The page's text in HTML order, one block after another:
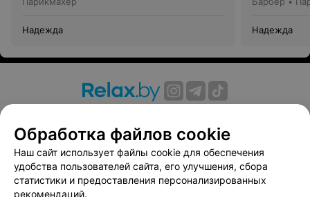
Надежда Надежда
Вакансии
Публичный договор
Способы оплаты
Публичный договор по использованию сервиса
«Афиша»
Пользовательское соглашение
Обработка файлов cookie
Наш сайт использует файлы cookie для обеспечения
удобства пользователей сайта, его улучшения, сбора
статистики и предоставления персонализированных
рекомендаций.